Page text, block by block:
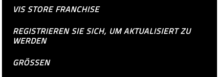
VIS STORE FRANCHISE
REGISTRIEREN SIE SICH, UM AKTUALISIERT ZU
WERDEN
GRÖSSEN